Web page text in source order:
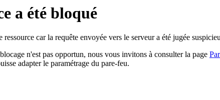
a été bloqué
car la requête envoyée vers le serveur a été jugée
n'est pas opportun, nous vous invitons à consulter la page
adapter le paramétrage du pare-feu.